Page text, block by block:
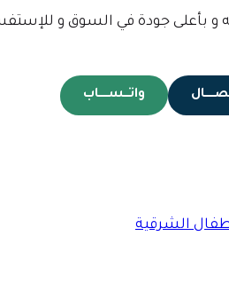
و بأعلى جودة في السوق و
واتـــســـــاب